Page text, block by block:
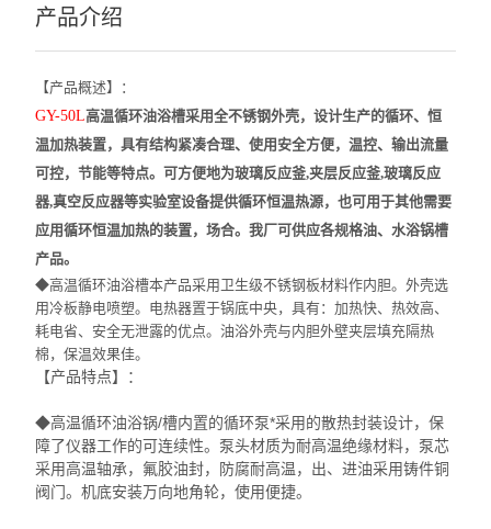
产品介绍
【产品概述】：
GY-50L高温循环油浴槽采用全不锈钢外壳，设计生产的循环、恒
温加热装置，具有结构紧凑合理、使用安全方便，温控、输出流量
可控，节能等特点。可方便地为玻璃反应釜,夹层反应釜,玻璃反应
器,真空反应器等实验室设备提供循环恒温热源，也可用于其他需要
应用循环恒温加热的装置，场合。我厂可供应各规格油、水浴锅槽
产品。
◆高温循环油浴槽本产品采用卫生级不锈钢板材料作内胆。外壳选
用冷板静电喷塑。电热器置于锅底中央，具有：加热快、热效高、
耗电省、安全无泄露的优点。油浴外壳与内胆外壁夹层填充隔热
棉，保温效果佳。
【产品特点】：
◆高温循环油浴锅/槽内置的循环泵*采用的散热封装设计，保
障了仪器工作的可连续性。泵头材质为耐高温绝缘材料，泵芯
采用高温轴承，氟胶油封，防腐耐高温，出、进油采用铸件铜
阀门。机底安装万向地角轮，使用便捷。